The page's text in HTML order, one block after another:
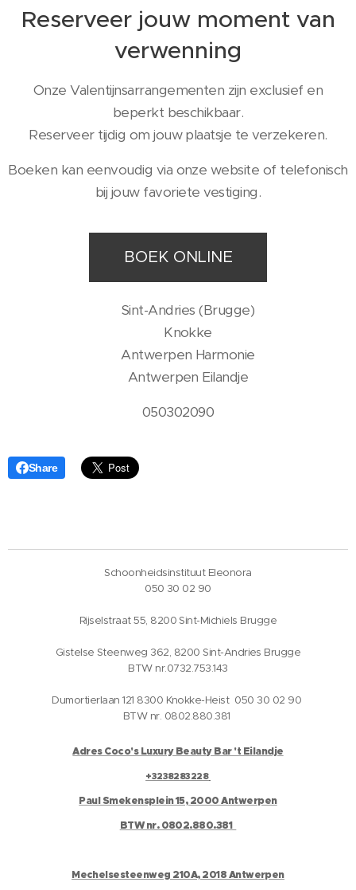
Reserveer jouw moment van
verwenning
Onze Valentijnsarrangementen zijn exclusief en
beperkt beschikbaar.
Reserveer tijdig om jouw plaatsje te verzekeren.
Boeken kan eenvoudig via onze website of telefonisch
bij jouw favoriete vestiging.
BOEK ONLINE
📍 Sint-Andries (Brugge)
📍 Knokke
📍 Antwerpen Harmonie
📍 Antwerpen Eilandje
050302090
Share
Schoonheidsinstituut Eleonora
050 30 02 90
Rijselstraat 55, 8200 Sint-Michiels Brugge
Gistelse Steenweg 362, 8200 Sint-Andries Brugge
BTW nr.0732.753.143
Dumortierlaan 121 8300 Knokke-Heist 050 30 02 90
BTW nr. 0802.880.381
Adres Coco's Luxury Beauty Bar 't Eilandje
+3238283228
Paul Smekensplein 15, 2000 Antwerpen
BTW nr. 0802.880.381
Mechelsesteenweg 210A, 2018 Antwerpen